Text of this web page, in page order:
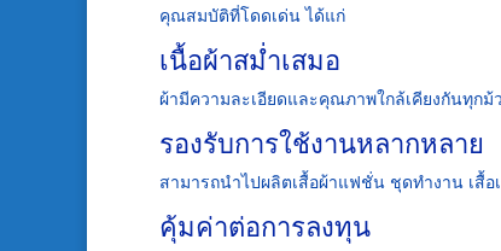
คุณสมบัติที่โดดเด่น ได้แก่
เนื้อผ้าสม่ำเสมอ
ผ้ามีความละเอียดและคุณภาพใกล้เคียงกันทุก
รองรับการใช้งานหลากหลาย
สามารถนำไปผลิตเสื้อผ้าแฟชั่น ชุดทำงาน เสื้
คุ้มค่าต่อการลงทุน